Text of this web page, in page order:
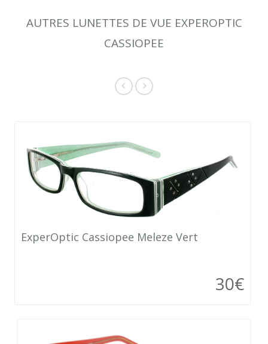
AUTRES LUNETTES DE VUE EXPEROPTIC
CASSIOPEE
ExperOptic Cassiopee Meleze Vert
30€